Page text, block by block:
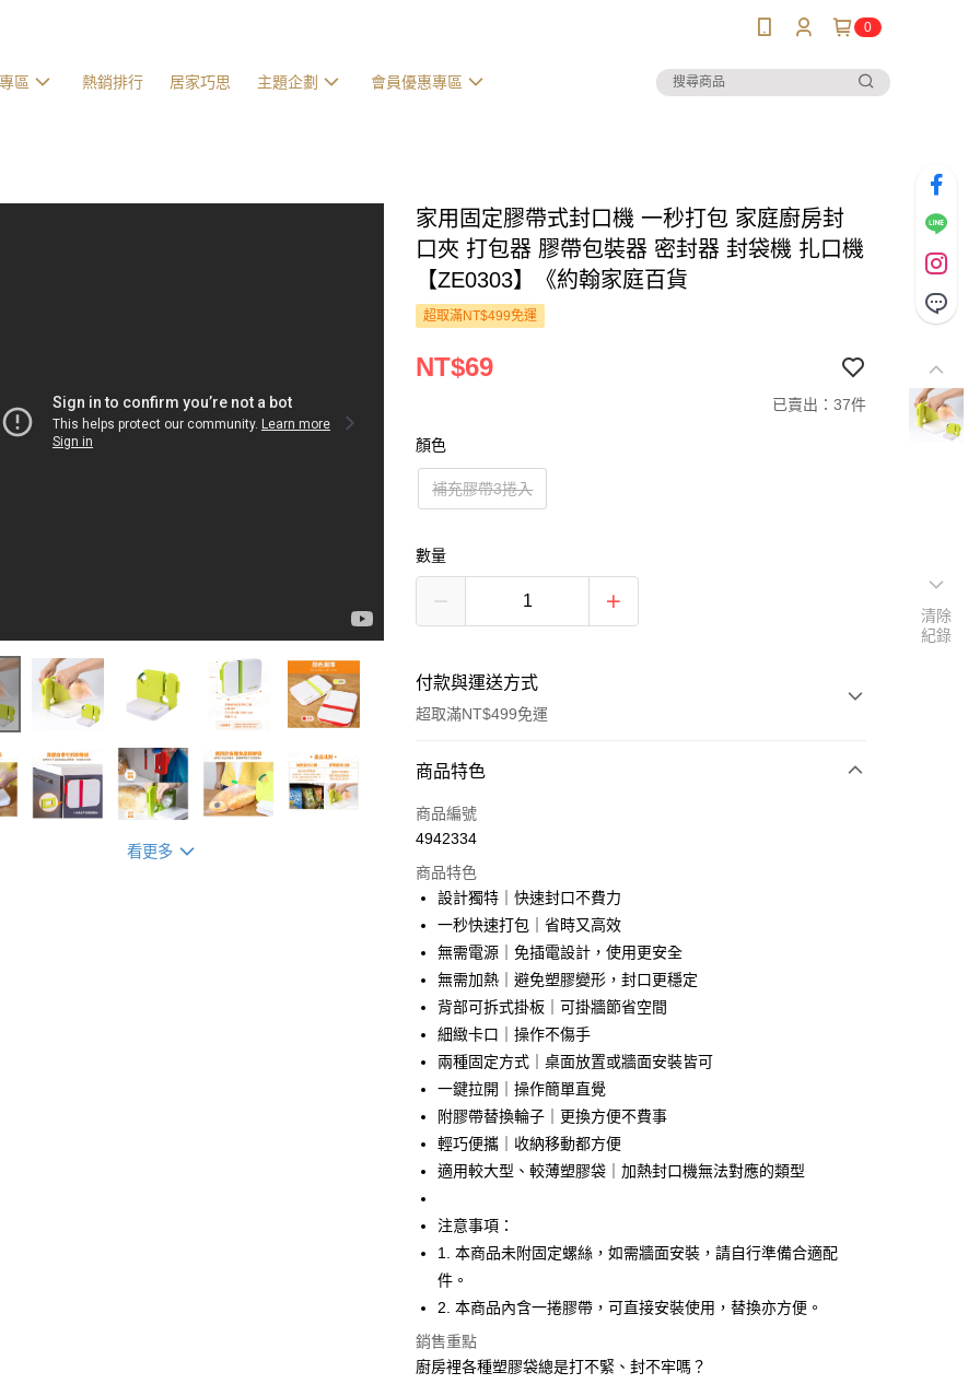
0
區 熱銷排行 居家巧思 主題企劃 會員優惠專區
看更多
家用固定膠帶式封口機 一秒打包 家庭廚房封
口夾 打包器 膠帶包裝器 密封器 封袋機 扎口機
【ZE0303】《約翰家庭百貨
超取滿NT$499免運
NT$69
已賣出：37件
顏色
補充膠帶3捲入
數量
付款與運送方式
超取滿NT$499免運
付款方式
信用卡一次付款
LINE Pay
Apple Pay
街口支付
悠遊付
AFTEE先享後付
相關說明
【關於「AFTEE先享後付」】
AFTEE先享後付是「在收到商品之後才付款」的支付方式。 讓您購物簡單
便利好安心！
２．便利：只要手機號碼，簡訊認證，即可結帳。
３．安心：先確認商品／服務後，再付款。
【「AFTEE先享後付」結帳流程】
１．於結帳方式選擇「AFTEE先享後付」後，將跳轉至「AFTEE先享後
付」結帳頁面，進行簡訊認證並確認金額後，即可完成結帳。
２．訂單成立數日內，您將收到繳費通知簡訊。
３．收到繳費通知簡訊後14天內，點擊此簡訊中的連結，可透過四大超商
／ATM／網路銀行／等多元方式進行付款，方視為交易完成。
※ 請注意：結帳手續完成當下不需立刻繳費，但若您需要取消訂單，請聯
絡購買商品的店家。未經商家同意取消之訂單仍視為有效，需透過AFTEE
ATM付款
全家取貨付款
每筆NT$60，滿NT$499(含以上)免運費
7-11取貨付款
7-11取貨(快速到店)
商品特色
商品編號
4942334
商品特色
設計獨特｜快速封口不費力
一秒快速打包｜省時又高效
無需電源｜免插電設計，使用更安全
無需加熱｜避免塑膠變形，封口更穩定
背部可拆式掛板｜可掛牆節省空間
細緻卡口｜操作不傷手
兩種固定方式｜桌面放置或牆面安裝皆可
一鍵拉開｜操作簡單直覺
附膠帶替換輪子｜更換方便不費事
輕巧便攜｜收納移動都方便
適用較大型、較薄塑膠袋｜加熱封口機無法對應的類型
注意事項：
1. 本商品未附固定螺絲，如需牆面安裝，請自行準備合適配
件。
2. 本商品內含一捲膠帶，可直接安裝使用，替換亦方便。
銷售重點
廚房裡各種塑膠袋總是打不緊、封不牢嗎？
清除
紀錄